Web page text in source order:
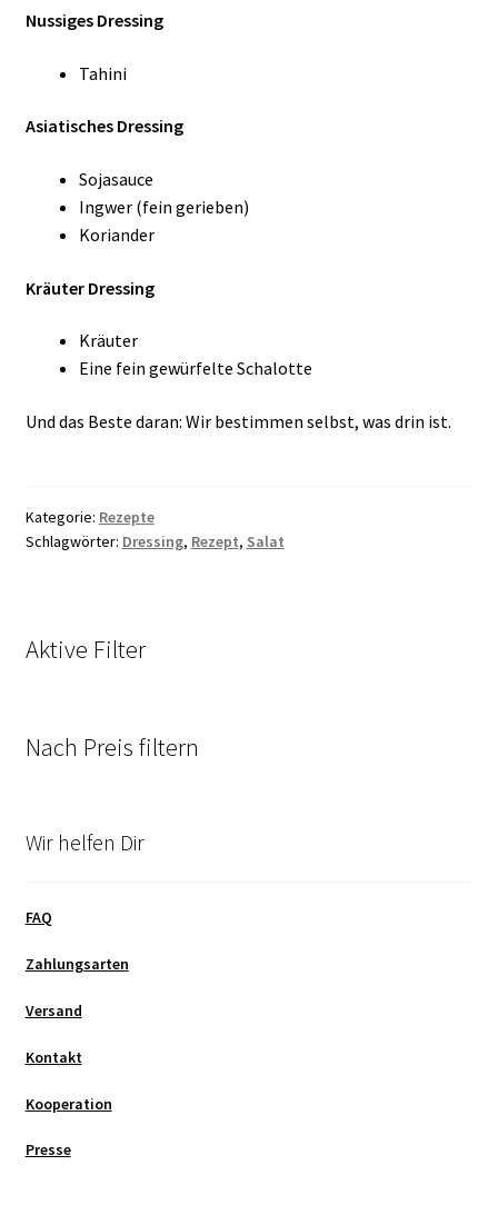
Nussiges Dressing
Tahini
Asiatisches Dressing
Sojasauce
Ingwer (fein gerieben)
Koriander
Kräuter Dressing
Kräuter
Eine fein gewürfelte Schalotte
Und das Beste daran: Wir bestimmen selbst, was drin ist.
Kategorie: Rezepte
Schlagwörter: Dressing, Rezept, Salat
Aktive Filter
Nach Preis filtern
Wir helfen Dir
FAQ
Zahlungsarten
Versand
Kontakt
Kooperation
Presse